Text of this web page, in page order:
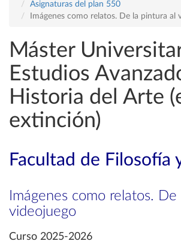
Asignaturas del plan 550
Imágenes como relatos. De la pintura al
Máster
Estudios
Historia del Arte
extinción)
Facultad de Filosofía
Imágenes como relatos. De
videojuego
Curso 2025-2026